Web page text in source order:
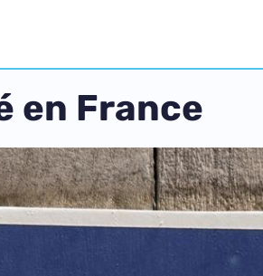
en France